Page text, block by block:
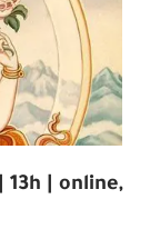
13h | online,